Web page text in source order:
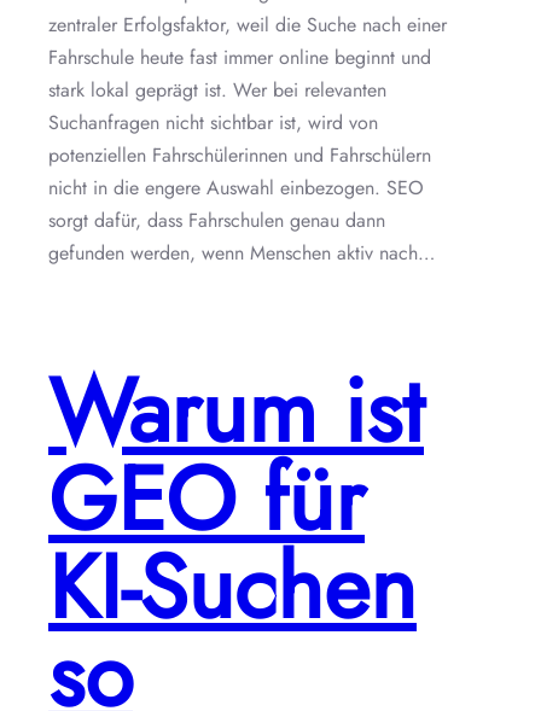
zentraler Erfolgsfaktor, weil die Suche nach einer
Fahrschule heute fast immer online beginnt und
stark lokal geprägt ist. Wer bei relevanten
Suchanfragen nicht sichtbar ist, wird von
potenziellen Fahrschülerinnen und Fahrschülern
nicht in die engere Auswahl einbezogen. SEO
sorgt dafür, dass Fahrschulen genau dann
gefunden werden, wenn Menschen aktiv nach…
Warum ist
GEO für
KI-Suchen
so